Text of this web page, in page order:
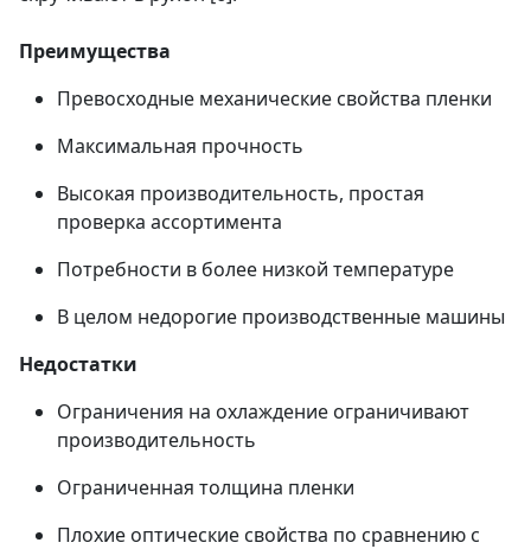
Преимущества
Превосходные механические свойства пленки
Максимальная прочность
Высокая производительность, простая
проверка ассортимента
Потребности в более низкой температуре
В целом недорогие производственные машины
Недостатки
Ограничения на охлаждение ограничивают
производительность
Ограниченная толщина пленки
Плохие оптические свойства по сравнению с